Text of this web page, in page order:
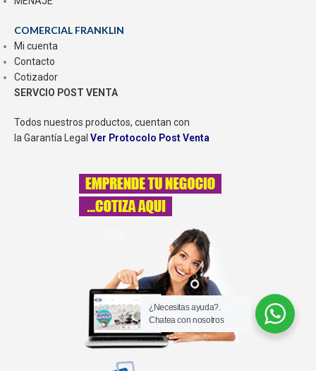
COMERCIAL FRANKLIN
Mi cuenta
Contacto
Cotizador
SERVCIO POST VENTA
Todos nuestros productos, cuentan con
la Garantía Legal Ver Protocolo Post Venta
¿Necesitas ayuda?.
Chatea con nosotros